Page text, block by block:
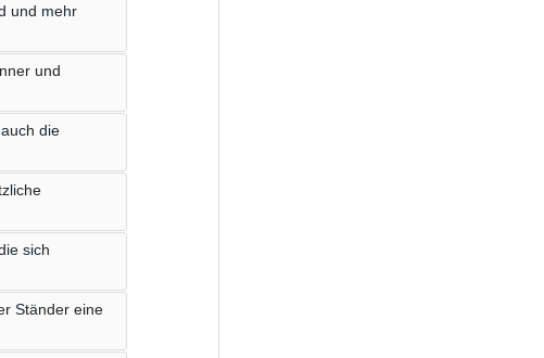
und mehr
und
die
sich
Ständer eine